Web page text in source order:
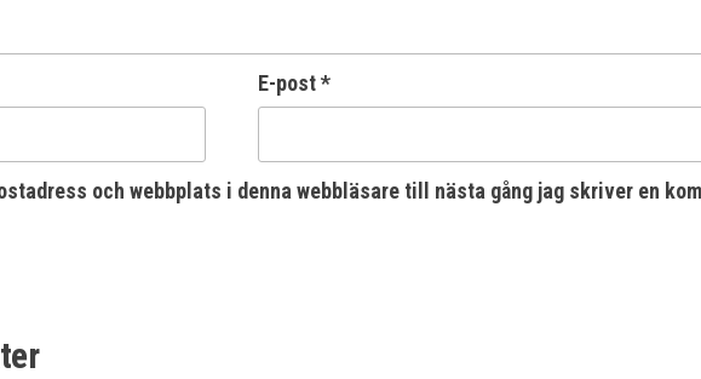
E-post*
och webbplats i denna webbläsare till nästa gång jag skriver en